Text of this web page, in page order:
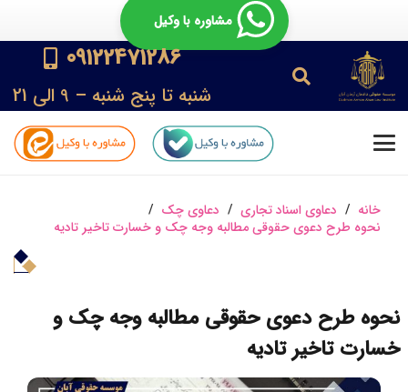
مشاوره با وکیل
09122471286
شنبه تا پنج شنبه – 9 الی 21
خانه / دعاوی اسناد تجاری / دعاوی چک /
نحوه طرح دعوی حقوقی مطالبه وجه چک و خسارت تاخیر تادیه
نحوه طرح دعوی حقوقی مطالبه وجه چک و
خسارت تاخیر تادیه